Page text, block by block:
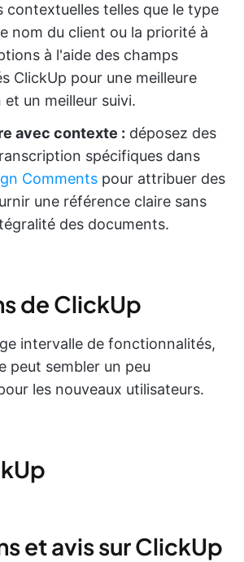
contextuelles telles que le type
nom du client ou la priorité à
à l'aide des champs
ClickUp pour une meilleure
un meilleur suivi.
avec contexte : déposez des
spécifiques dans
Comments pour attribuer des
une référence claire sans
des documents.
de ClickUp
intervalle de fonctionnalités,
peut sembler un peu
les nouveaux utilisateurs.
et avis sur ClickUp